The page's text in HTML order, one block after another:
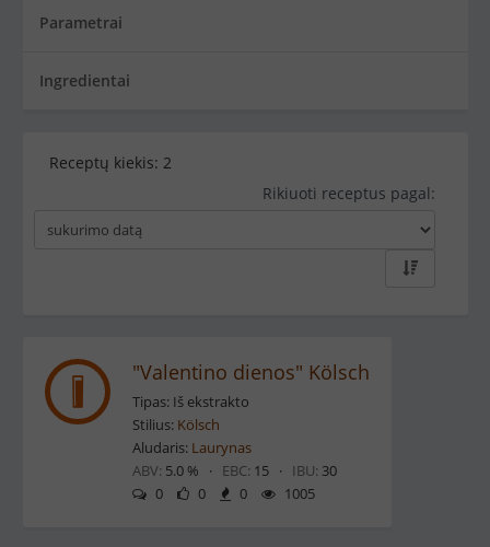
Parametrai
Ingredientai
Receptų kiekis: 2
Rikiuoti receptus pagal:
"Valentino dienos" Kölsch
Tipas: Iš ekstrakto
Stilius: Kölsch
Aludaris: Laurynas
ABV: 5.0 % · EBC: 15 · IBU: 30
0
0 0 1005